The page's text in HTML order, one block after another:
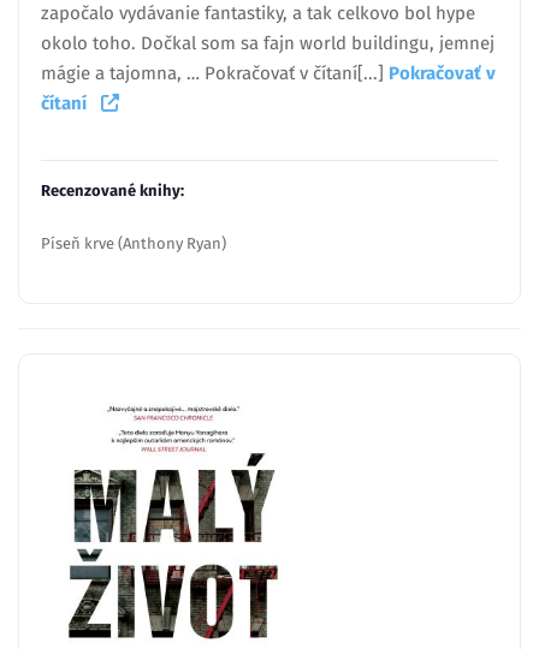
započalo vydávanie fantastiky, a tak celkovo bol hype
okolo toho. Dočkal som sa fajn world buildingu, jemnej
mágie a tajomna, … Pokračovať v čítaní[...] Pokračovať v
čítaní
Recenzované knihy:
Píseň krve (Anthony Ryan)